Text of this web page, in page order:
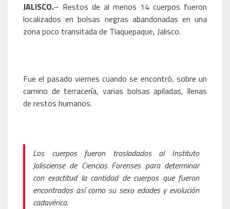
JALISCO.– Restos de al menos 14 cuerpos fueron
localizados en bolsas negras abandonadas en una
zona poco transitada de Tlaquepaque, Jalisco.
Fue el pasado viernes cuando se encontró, sobre un
camino de terracería, varias bolsas apiladas, llenas
de restos humanos.
Los cuerpos fueron trasladados al Instituto
Jalisciense de Ciencias Forenses para determinar
con exactitud la cantidad de cuerpos que fueron
encontrados así como su sexo edades y evolución
cadavérica.